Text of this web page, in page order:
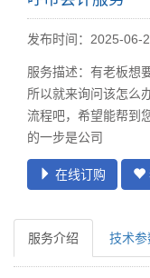
发布时间：2025-06-
服务描述：有老板想
所以就来询问该怎么
流程吧，希望能帮到
的一步是公司
在线订购
服务介绍 技术参